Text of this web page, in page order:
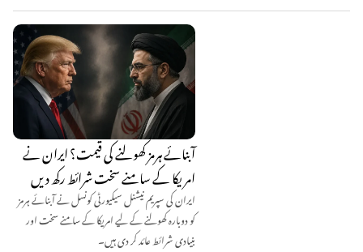
آبنائے ہرمز کھولنے کی قیمت؟ ایران نے
امریکا کے سامنے سخت شرائط رکھ دیں
ایران کی سپریم نیشنل سیکیورٹی کونسل نے آبنائے ہرمز
کو دوبارہ کھولنے کے لیے امریکا کے سامنے سخت اور
بنیادی شرائط عائد کر دی ہیں۔